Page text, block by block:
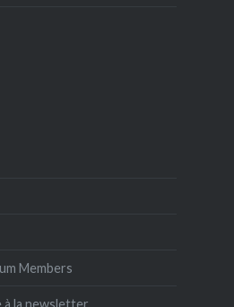
Members